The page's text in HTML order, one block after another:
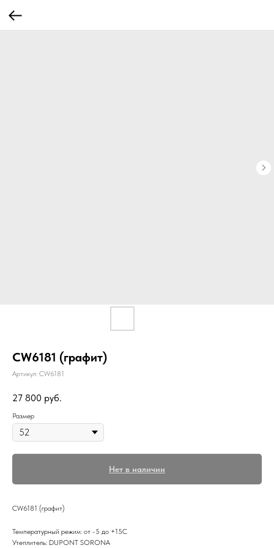
CW6181 (графит)
Артикул: CW6181
27 800 руб.
Размер
Нет в наличии
CW6181 (графит)
Температурный режим: от -5 до +15С
Утеплитель: DUPONT SORONA